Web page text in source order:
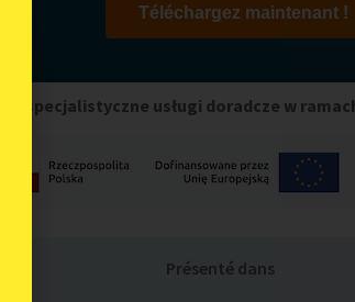
Téléchargez maintenant !
specjalistyczne usługi doradcze w
Présenté dans